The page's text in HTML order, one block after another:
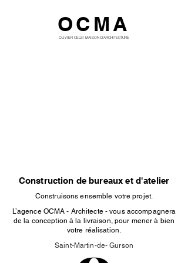
OCMA
OLIVIER CELSI MAISON D'ARCHITECTURE
Construction de bureaux et d'atelier
Construisons ensemble votre projet.
L’agence OCMA - Architecte - vous accompagnera
de la conception à la livraison, pour mener à bien
votre réalisation.
Saint-Martin-de- Gurson